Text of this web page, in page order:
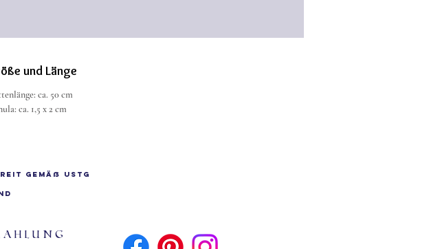
und Länge
ca. 50 cm
ca. 1,5 x 2 cm
gemäß UStG